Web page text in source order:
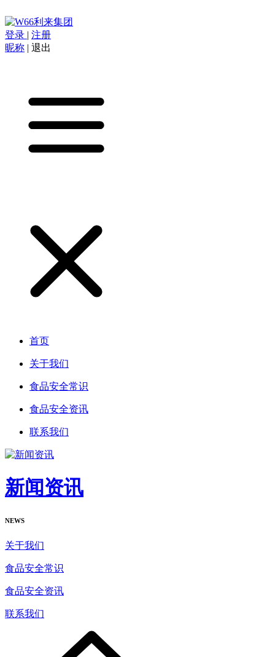
登录 | 注册
昵称 | 退出
首页
关于我们
食品安全常识
食品安全资讯
联系我们
新闻资讯
NEWS
关于我们
食品安全常识
食品安全资讯
联系我们